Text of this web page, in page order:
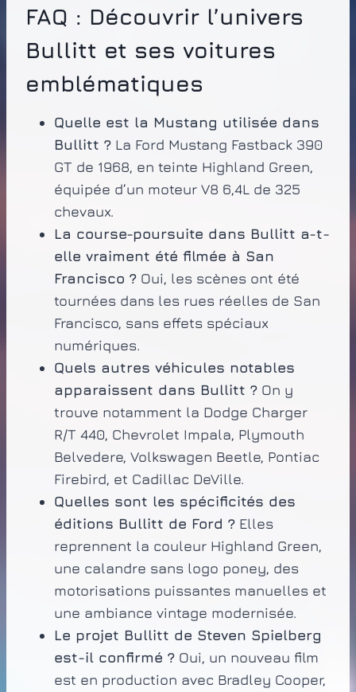
FAQ : Découvrir l’univers
Bullitt et ses voitures
emblématiques
Quelle est la Mustang utilisée dans
Bullitt ? La Ford Mustang Fastback 390
GT de 1968, en teinte Highland Green,
équipée d’un moteur V8 6,4L de 325
chevaux.
La course-poursuite dans Bullitt a-t-
elle vraiment été filmée à San
Francisco ? Oui, les scènes ont été
tournées dans les rues réelles de San
Francisco, sans effets spéciaux
numériques.
Quels autres véhicules notables
apparaissent dans Bullitt ? On y
trouve notamment la Dodge Charger
R/T 440, Chevrolet Impala, Plymouth
Belvedere, Volkswagen Beetle, Pontiac
Firebird, et Cadillac DeVille.
Quelles sont les spécificités des
éditions Bullitt de Ford ? Elles
reprennent la couleur Highland Green,
une calandre sans logo poney, des
motorisations puissantes manuelles et
une ambiance vintage modernisée.
Le projet Bullitt de Steven Spielberg
est-il confirmé ? Oui, un nouveau film
est en production avec Bradley Cooper,